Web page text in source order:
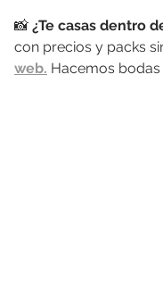
📸 ¿Te casas dentro
con precios y packs
web. Hacemos bodas